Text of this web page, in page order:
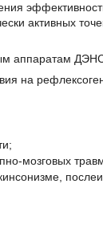
активных
аппаратам ДЭНС
на
мозговых